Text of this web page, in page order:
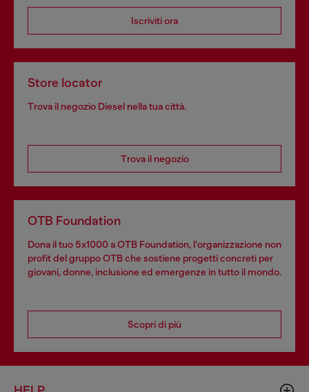
Iscriviti ora
Store locator
Trova il negozio Diesel nella tua città.
Trova il negozio
OTB Foundation
Dona il tuo 5x1000 a OTB Foundation, l’organizzazione non
profit del gruppo OTB che sostiene progetti concreti per
giovani, donne, inclusione ed emergenze in tutto il mondo.
Scopri di più